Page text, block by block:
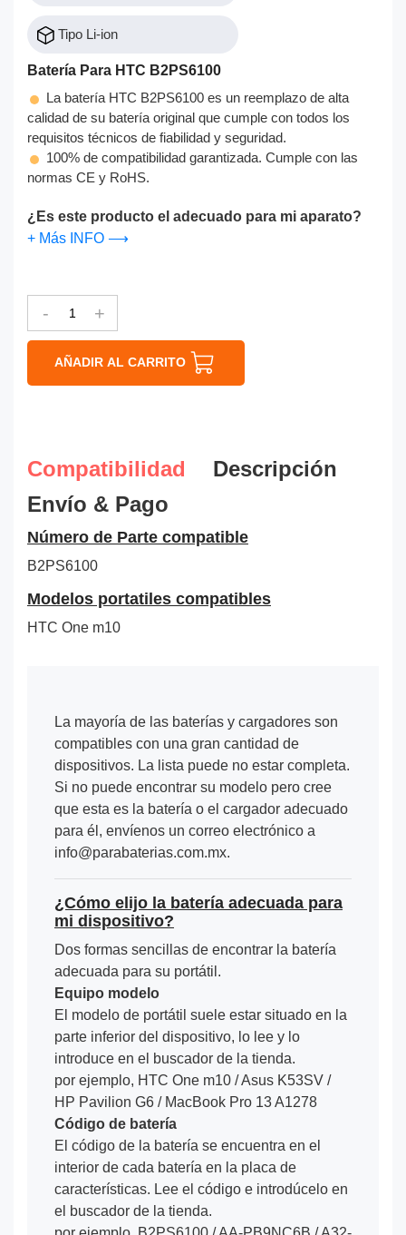
Tipo Li-ion
Batería Para HTC B2PS6100
La batería HTC B2PS6100 es un reemplazo de alta
calidad de su batería original que cumple con todos los
requisitos técnicos de fiabilidad y seguridad.
100% de compatibilidad garantizada. Cumple con las
normas CE y RoHS.
¿Es este producto el adecuado para mi aparato?
+ Más INFO ⟶
- +
AÑADIR AL CARRITO
Compatibilidad
Descripción
Envío & Pago
Número de Parte compatible
B2PS6100
Modelos portatiles compatibles
HTC One m10
La mayoría de las baterías y cargadores son
compatibles con una gran cantidad de
dispositivos. La lista puede no estar completa.
Si no puede encontrar su modelo pero cree
que esta es la batería o el cargador adecuado
para él, envíenos un correo electrónico a
info@parabaterias.com.mx.
¿Cómo elijo la batería adecuada para
mi dispositivo?
Dos formas sencillas de encontrar la batería
adecuada para su portátil.
Equipo modelo
El modelo de portátil suele estar situado en la
parte inferior del dispositivo, lo lee y lo
introduce en el buscador de la tienda.
por ejemplo, HTC One m10 / Asus K53SV /
HP Pavilion G6 / MacBook Pro 13 A1278
Código de batería
El código de la batería se encuentra en el
interior de cada batería en la placa de
características. Lee el código e introdúcelo en
el buscador de la tienda.